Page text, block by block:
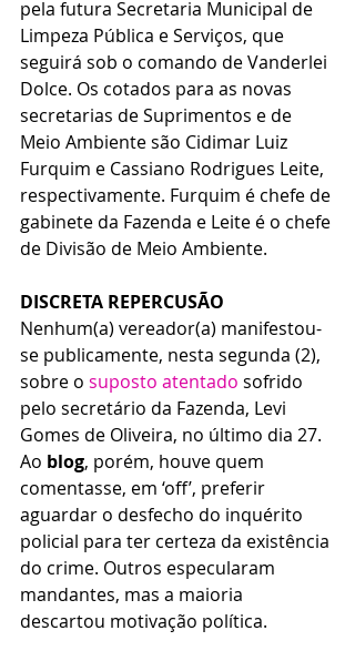
pela futura Secretaria Municipal de
Limpeza Pública e Serviços, que
seguirá sob o comando de Vanderlei
Dolce. Os cotados para as novas
secretarias de Suprimentos e de
Meio Ambiente são Cidimar Luiz
Furquim e Cassiano Rodrigues Leite,
respectivamente. Furquim é chefe de
gabinete da Fazenda e Leite é o chefe
de Divisão de Meio Ambiente.
DISCRETA REPERCUSÃO
Nenhum(a) vereador(a) manifestou-
se publicamente, nesta segunda (2),
sobre o suposto atentado sofrido
pelo secretário da Fazenda, Levi
Gomes de Oliveira, no último dia 27.
Ao blog, porém, houve quem
comentasse, em ‘off’, preferir
aguardar o desfecho do inquérito
policial para ter certeza da existência
do crime. Outros especularam
mandantes, mas a maioria
descartou motivação política.